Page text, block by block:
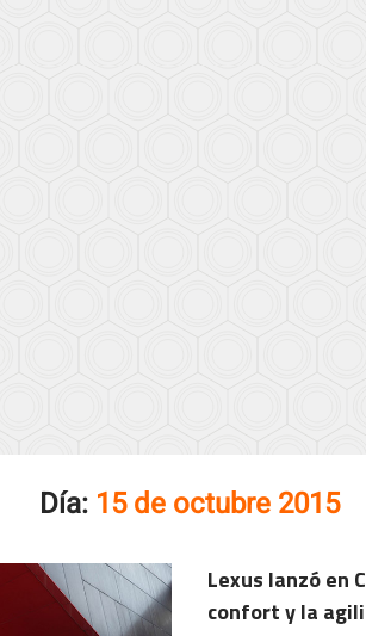
Día: 15 de octubre 2015
Lexus lanzó en
confort y la